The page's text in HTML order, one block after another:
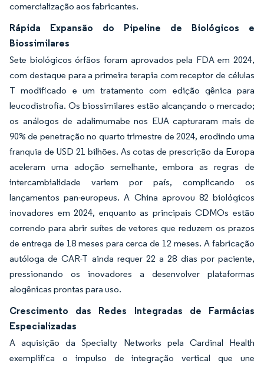
comercialização aos fabricantes.
Rápida Expansão do Pipeline de Biológicos e
Biossimilares
Sete biológicos órfãos foram aprovados pela FDA em 2024,
com destaque para a primeira terapia com receptor de células
T modificado e um tratamento com edição gênica para
leucodistrofia. Os biossimilares estão alcançando o mercado;
os análogos de adalimumabe nos EUA capturaram mais de
90% de penetração no quarto trimestre de 2024, erodindo uma
franquia de USD 21 bilhões. As cotas de prescrição da Europa
aceleram uma adoção semelhante, embora as regras de
intercambialidade variem por país, complicando os
lançamentos pan-europeus. A China aprovou 82 biológicos
inovadores em 2024, enquanto as principais CDMOs estão
correndo para abrir suítes de vetores que reduzem os prazos
de entrega de 18 meses para cerca de 12 meses. A fabricação
autóloga de CAR-T ainda requer 22 a 28 dias por paciente,
pressionando os inovadores a desenvolver plataformas
alogênicas prontas para uso.
Crescimento das Redes Integradas de Farmácias
Especializadas
A aquisição da Specialty Networks pela Cardinal Health
exemplifica o impulso de integração vertical que une